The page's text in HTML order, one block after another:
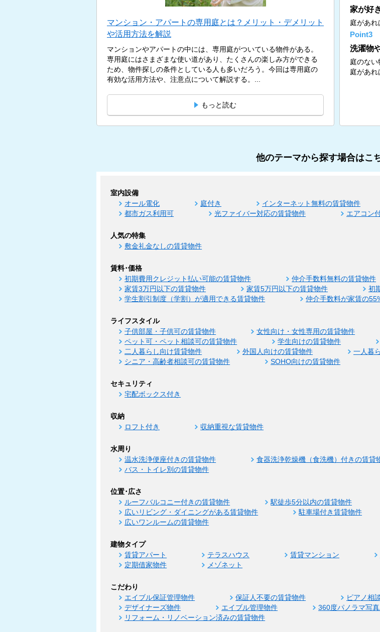
マンション・アパートの専用庭とは？メリット・デメリット
や活用方法を解説
マンションやアパートの中には、専用庭がついている物件がある。
専用庭にはさまざまな使い道があり、たくさんの楽しみ方ができる
ため、物件探しの条件としている人も多いだろう。今回は専用庭の
有効な活用方法や、注意点について解説する。...
もっと読む
家が好
庭があれ
Point3
洗濯物
庭のない
庭があれ
他のテーマから探す場合はこ
室内設備
オール電化 庭付き インターネット無料の賃貸物件
都市ガス利用可
光ファイバー対応の賃貸物件 エアコン
人気の特集
敷金礼金なしの賃貸物件
賃料･価格
初期費用クレジット払い可能の賃貸物件 仲介手数料無料の賃貸物件
家賃3万円以下の賃貸物件
家賃5万円以下の賃貸物件 初
学生割引制度（学割）が適用できる賃貸物件
仲介手数料が家賃の
ライフスタイル
子供部屋・子供可の賃貸物件 女性向け・女性専用の賃貸物件
ペット可・ペット相談可の賃貸物件
学生向けの賃貸物件
二人暮らし向け賃貸物件
外国人向けの賃貸物件
一人暮
シニア・高齢者相談可の賃貸物件
SOHO向けの賃貸物件
セキュリティ
宅配ボックス付き
収納
ロフト付き 収納重視な賃貸物件
水周り
温水洗浄便座付きの賃貸物件 食器洗浄乾燥機（食洗機）付きの賃貸
バス・トイレ別の賃貸物件
位置･広さ
ルーフバルコニー付きの賃貸物件 駅徒歩5分以内の賃貸物件
広いリビング・ダイニングがある賃貸物件
駐車場付き賃貸物件
広いワンルームの賃貸物件
建物タイプ
賃貸アパート テラスハウス 賃貸マンション
定期借家物件
メゾネット
こだわり
エイブル保証管理物件 保証人不要の賃貸物件 ピアノ相
デザイナーズ物件
エイブル管理物件 360度パノラマ写
リフォーム・リノベーション済みの賃貸物件